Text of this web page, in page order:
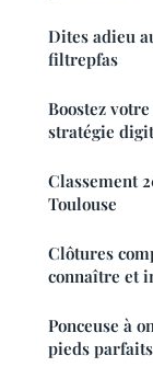
Dites adieu
filtrepfas
Boostez
stratégie
Classement
Toulouse
Clôtures
connaître et
Ponceuse à
pieds parfaits